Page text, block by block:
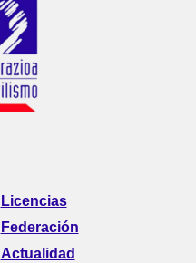
Licencias
Federación
Actualidad